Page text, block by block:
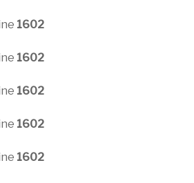
1602
1602
1602
1602
1602